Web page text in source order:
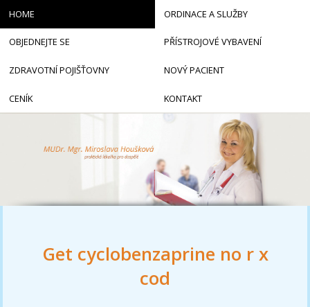
Get cyclobenzaprine no r x
cod
HOME ORDINACE A SLUŽBY
OBJEDNEJTE SE PŘÍSTROJOVÉ VYBAVENÍ
ZDRAVOTNÍ POJIŠŤOVNY NOVÝ PACIENT
CENÍK KONTAKT